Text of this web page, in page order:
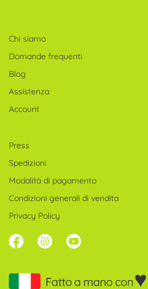
Chi siamo
Domande frequenti
Blog
Assistenza
Account
Press
Spedizioni
Modalità di pagamento
Condizioni generali di vendita
Privacy Policy